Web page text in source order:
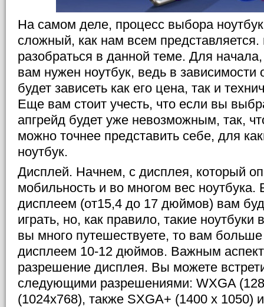
На самом деле, процесс выбора
сложный, как нам всем представляется.
разобраться в данной теме. Для
вам нужен ноутбук, ведь в зависимости
будет зависеть как его цена, так и
Еще вам стоит учесть, что если вы
апгрейд будет уже невозможным, так,
можно точнее представить себе, для
ноутбук.
Дисплей. Начнем, с дисплея, который
мобильность и во многом вес
дисплеем (от15,4 до 17 дюймов) вам
играть, но, как правило, такие ноутбуки
вы много путешествуете, то вам больше
дисплеем 10-12 дюймов. Важным
разрешение дисплея. Вы можете
следующими разрешениями: WXGA
(1024х768), также SXGA+ (1400 х 1050)